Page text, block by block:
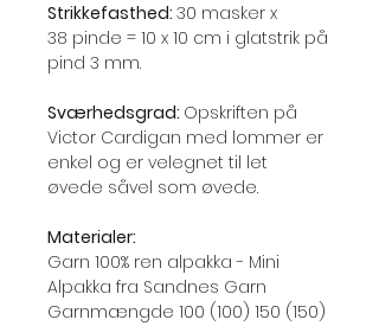
Strikkefasthed: 30 masker x
38 pinde = 10 x 10 cm i glatstrik på
pind 3 mm.
Sværhedsgrad: Opskriften på
Victor Cardigan med lommer er
enkel og er velegnet til let
øvede såvel som øvede.
Materialer:
Garn 100% ren alpakka - Mini
Alpakka fra Sandnes Garn
Garnmængde 100 (100) 150 (150)